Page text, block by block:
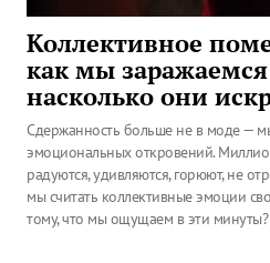
Коллективное
как мы
насколько они
Сдержанность больше не в моде —
эмоциональных откровений.
радуются, удивляются, горюют, не
мы считать коллективные эмоции
тому, что мы ощущаем в эти минуты?